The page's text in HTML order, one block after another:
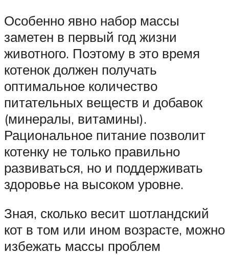
Особенно явно набор массы
заметен в первый год жизни
животного. Поэтому в это время
котенок должен получать
оптимальное количество
питательных веществ и добавок
(минералы, витамины).
Рациональное питание позволит
котенку не только правильно
развиваться, но и поддерживать
здоровье на высоком уровне.
Зная, сколько весит шотландский
кот в том или ином возрасте, можно
избежать массы проблем